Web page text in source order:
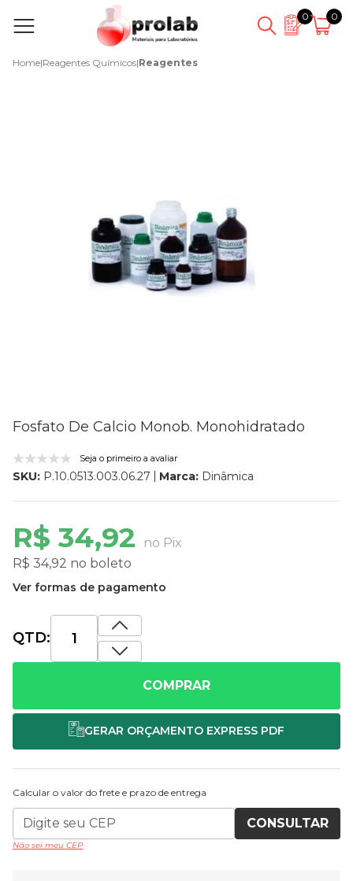
0 0
Home|Reagentes Químicos|Reagentes
Fosfato De Calcio Monob. Monohidratado
Seja o primeiro a avaliar
SKU: P.10.0513.003.06.27 Marca: Dinâmica
R$ 34,92
no Pix
R$ 34,92 no boleto
Ver formas de pagamento
QTD:
COMPRAR
Calcular o valor do frete e prazo de entrega
CONSULTAR
Não sei meu CEP